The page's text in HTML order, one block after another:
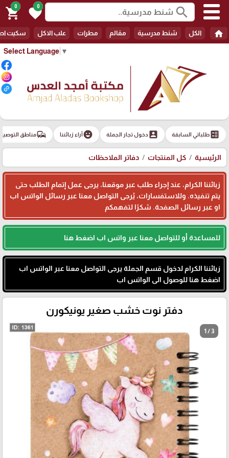
Select Language ▼
search
0
favorite
0
shopping_cart
home الكل شنط مدرسية مقالم مطرات علب الاكل سكيت
ballotطلباتي السابقة account_boxدخول تجار الجملة emoji_emotionsآراء زبائننا commuteمناطق
الرئيسية كل المنتجات دفاتر الملاحظات
زبائننا الكرام، عند إجراء طلب عبر موقعنا، يرجى عمل إتمام الطلب حتى
يتم تنفيذه. وللاستفسارات، يُرجى التواصل معنا عبر رسائل الواتس اب
او عبر رسائل الصفحة. شكرًا لتفهمكم
للمساعدة أو للتواصل معنا عبر واتس اب اضغط هنا
زبائننا الكرام لدخول قسم الجملة يرجى التواصل معنا عبر الواتس اب
اضغط هنا للوصول الى الواتس اب
دفتر نوت خشب صغير يونيكورن
1 / 3